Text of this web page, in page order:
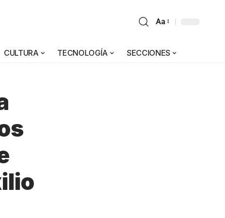
Aa
CULTURA TECNOLOGÍA SECCIONES